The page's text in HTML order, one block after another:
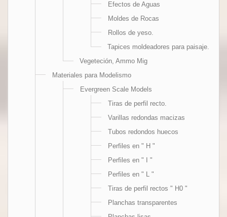
Efectos de Aguas
Moldes de Rocas
Rollos de yeso.
Tapices moldeadores para paisaje.
Vegeteción, Ammo Mig
Materiales para Modelismo
Evergreen Scale Models
Tiras de perfil recto.
Varillas redondas macizas
Tubos redondos huecos
Perfiles en " H "
Perfiles en " I "
Perfiles en " L "
Tiras de perfil rectos " H0 "
Planchas transparentes